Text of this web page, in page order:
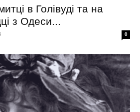
в Голівуді та на
з Одеси...
0